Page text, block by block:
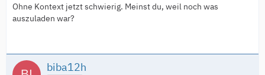
Ohne Kontext jetzt schwierig. Meinst du, weil noch was
auszuladen war?
biba12h